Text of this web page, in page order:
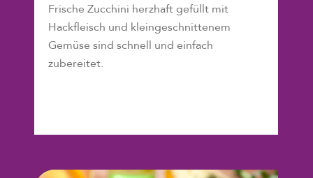
Frische Zucchini herzhaft gefüllt mit
Hackfleisch und kleingeschnittenem
Gemüse sind schnell und einfach
zubereitet.